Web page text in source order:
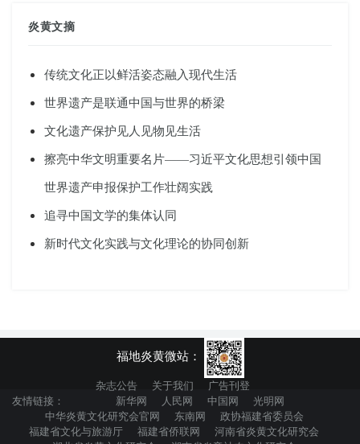
炎黄文摘
传统文化正以鲜活姿态融入现代生活
世界遗产是联通中国与世界的桥梁
文化遗产保护见人见物见生活
擦亮中华文明重要名片——习近平文化思想引领中国
世界遗产申报保护工作壮阔实践
追寻中国文学的集体认同
新时代文化实践与文化理论的协同创新
福地炎黄微站：
杂志公告 关于我们
广告刊登
友情链接：
新华网 人民网 中国网
光明网
中华炎黄文化研究会官网
东南网
政协福建省委员会
福建省文化与旅游厅
福建省侨联网
河南省炎黄文化研究会